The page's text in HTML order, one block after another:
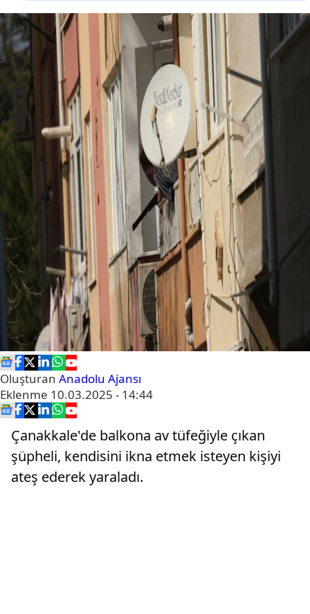
Oluşturan Anadolu Ajansı
Eklenme 10.03.2025 - 14:44
Çanakkale'de balkona av tüfeğiyle çıkan
şüpheli, kendisini ikna etmek isteyen kişiyi
ateş ederek yaraladı.